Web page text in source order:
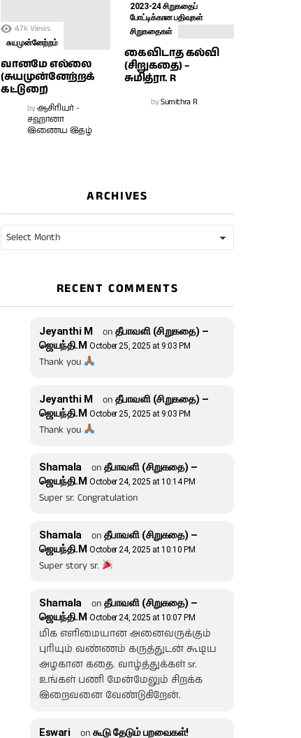
4.7k Views
சுயமுன்னேற்றம்
வானமே எல்லை
(சுயமுன்னேற்றக்
கட்டுரை)
byஆசிரியர் -
சஹானா
இணைய இதழ்
2023-24 சிறுகதைப்
போட்டிக்கான பதிவுகள்
சிறுகதைகள்
கைவிடாத கல்வி
(சிறுகதை) –
சுமித்ரா. R
bySumithra R
ARCHIVES
RECENT COMMENTS
Jeyanthi M on தீபாவளி (சிறுகதை) –
ஜெயந்தி.M October 25, 2025 at 9:03 PM
Thank you
Jeyanthi M on தீபாவளி (சிறுகதை) –
ஜெயந்தி.M October 25, 2025 at 9:03 PM
Thank you
Shamala onதீபாவளி (சிறுகதை) –
ஜெயந்தி.M October 24, 2025 at 10:14 PM
Super sr. Congratulation
Shamala onதீபாவளி (சிறுகதை) –
ஜெயந்தி.M October 24, 2025 at 10:10 PM
Super story sr.
Shamala onதீபாவளி (சிறுகதை) –
ஜெயந்தி.M October 24, 2025 at 10:07 PM
மிக எளிமையான அனைவருக்கும்
புரியும் வண்ணம் கருத்துடன் கூடிய
அழகான கதை. வாழ்த்துக்கள் sr.
உங்கள் பணி மேன்மேலும் சிறக்க
இறைவனை வேண்டுகிறேன்.
Eswari on கூடு தேடும் பறவைகள்!